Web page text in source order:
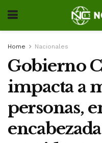
Home Nacionales
Gobierno
impacta a
personas,